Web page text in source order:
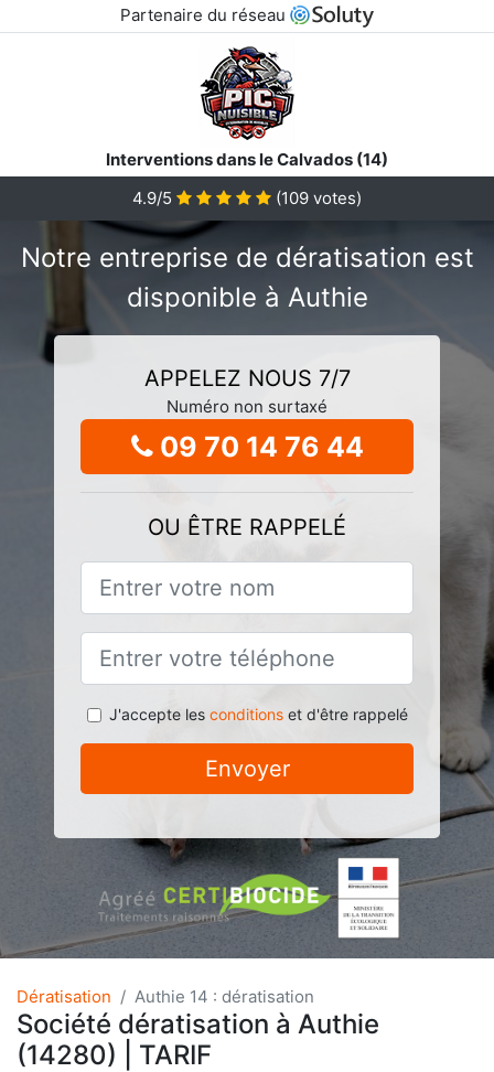
Partenaire du réseau
Interventions dans le Calvados (14)
4.9/5
(109 votes)
Notre entreprise de dératisation est
disponible à Authie
APPELEZ NOUS 7/7
Numéro non surtaxé
09 70 14 76 44
OU ÊTRE RAPPELÉ
J'accepte les conditionset d'être rappelé
Envoyer
Dératisation Authie 14 : dératisation
Société dératisation à Authie
(14280) | TARIF